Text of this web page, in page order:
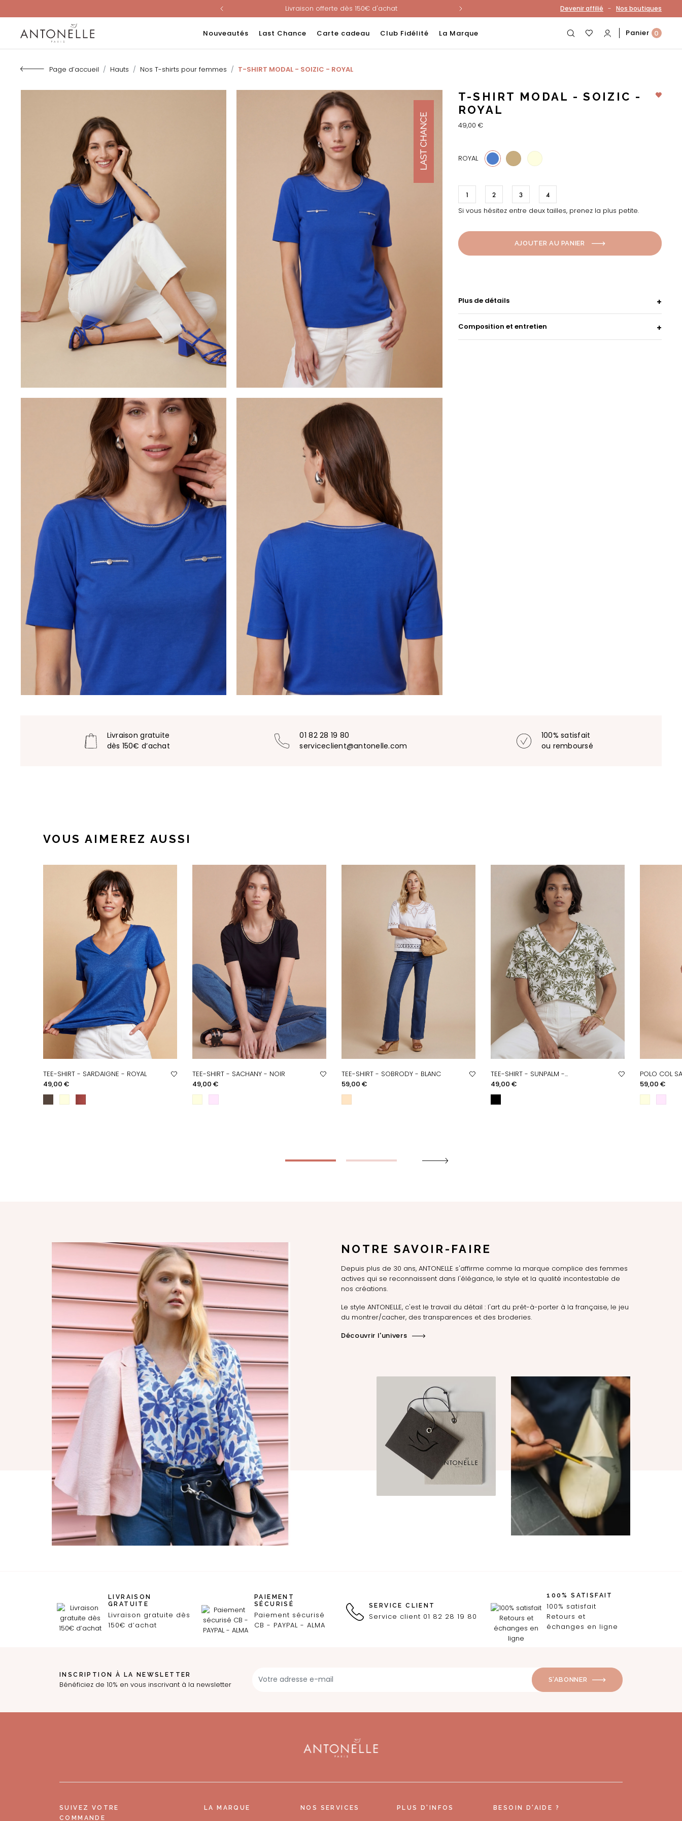
Livraison offerte dès 150€ d'achat
Nouveau ! Paiement en 3 ou 4 fois sans frais avec ALMA !
Last Chance : -60% sur une sélection jusqu'au 23/08 en vous connectant à votre compte
Devenir affilié - Nos boutiques
Nouveautés Last Chance Carte cadeau Club Fidélité La Marque Panier 0
Page d’accueil Hauts Nos T-shirts pour femmes T-SHIRT MODAL - SOIZIC - ROYAL
T-SHIRT MODAL - SOIZIC -
ROYAL
49,00 €
ROYAL 5 11
1 2 3 4
Si vous hésitez entre deux tailles, prenez la plus petite.
AJOUTER AU PANIER
Plus de détails
Composition et entretien
Livraison gratuite
dès 150€ d’achat
01 82 28 19 80
serviceclient@antonelle.com
100% satisfait
ou remboursé
VOUS AIMEREZ AUSSI
TEE-SHIRT - SARDAIGNE - ROYAL
Prix
49,00 €
TEE-SHIRT - SACHANY - NOIR
Prix
49,00 €
TEE-SHIRT - SOBRODY - BLANC
Prix
59,00 €
TEE-SHIRT - SUNPALM -...
Prix
49,00 €
POLO COL
Prix
59,00 €
NOTRE SAVOIR-FAIRE
Depuis plus de 30 ans, ANTONELLE s'affirme comme la marque complice des femmes
actives qui se reconnaissent dans l'élégance, le style et la qualité incontestable de
nos créations.
Le style ANTONELLE, c'est le travail du détail : l'art du prêt-à-porter à la française, le jeu
du montrer/cacher, des transparences et des broderies.
Découvrir l'univers
LIVRAISON
GRATUITE
Livraison gratuite dès
150€ d’achat
PAIEMENT
SÉCURISÉ
Paiement sécurisé
CB - PAYPAL - ALMA
SERVICE CLIENT
Service client 01 82 28 19 80
100% SATISFAIT
100% satisfait
Retours et
échanges en ligne
INSCRIPTION À LA NEWSLETTER
Bénéficiez de 10% en vous inscrivant à la newsletter
S’ABONNER
SUIVEZ VOTRE
COMMANDE
BESOIN D'AIDE ?
LA MARQUE NOS SERVICES PLUS D'INFOS